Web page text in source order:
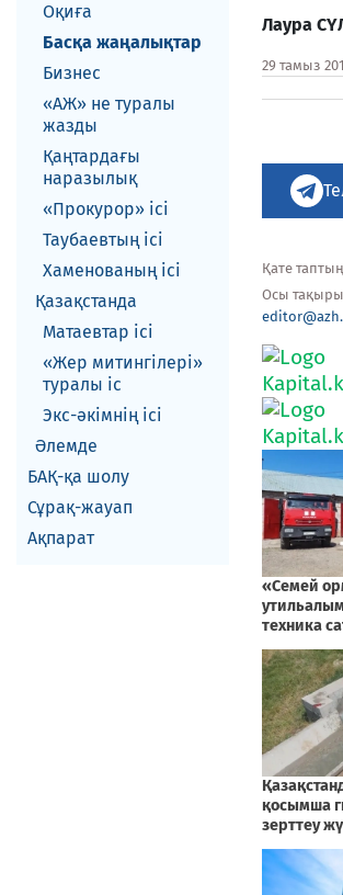
Оқиға
Басқа жаңалықтар
Бизнес
«АЖ» не туралы
жазды
Қаңтардағы
наразылық
«Прокурор» ісі
Таубаевтың ісі
Хаменованың ісі
Қазақстанда
Матаевтар ici
«Жер митингілері»
туралы іс
Экс-әкiмнiң iсi
Әлемде
БАҚ-қа шолу
Сұрақ-жауап
Ақпарат
Лаура
29 тамыз
Қате
Осы